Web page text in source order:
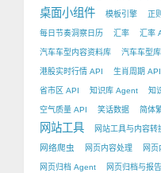
桌面小组件 模板引擎 正
每日节奏洞察日历 汇率 汇率
汽车车型内容资料库 汽车车型
港股实时行情 API 生肖周期 API
省市区 API 知识库 Agent 知
空气质量 API 笑话数据 简体
网站工具 网站工具与内容转
网络爬虫
网页内容处理 网
网页归档 Agent 网页归档与报